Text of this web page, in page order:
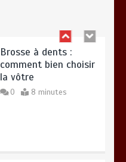
Brosse à dents :
comment bien choisir
la vôtre
0 8 minutes